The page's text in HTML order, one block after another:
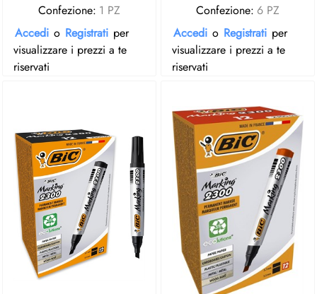
Confezione: 1 PZ
Accedi o Registrati per
visualizzare i prezzi a te
riservati
Confezione: 6 PZ
Accedi o Registrati per
visualizzare i prezzi a te
riservati